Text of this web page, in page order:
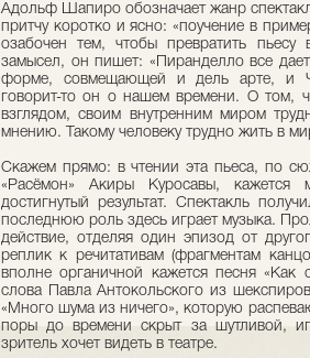
Адольф Шапиро обозначает жанр
притчу коротко и ясно: «поучение в
озабочен тем, чтобы превратить пьесу
замысел, он пишет: «Пиранделло все
форме, совмещающей и дель арте, и
говорит-то он о нашем времени. О том,
взглядом, своим внутренним миром
мнению. Такому человеку трудно жить в
Скажем прямо: в чтении эта пьеса, по
«Расёмон» Акиры Куросавы, кажется
достигнутый результат. Спектакль
последнюю роль здесь играет музыка.
действие, отделяя один эпизод от
реплик к речитативам (фрагментам
вполне органичной кажется песня «Как
слова Павла Антокольского из
«Много шума из ничего», которую
поры до времени скрыт за шутливой,
зритель хочет видеть в театре.